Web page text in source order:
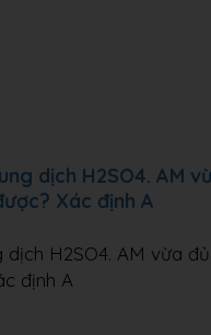
dịch H2SO4. AM
Xác định A
H2SO4. AM vừa
định A